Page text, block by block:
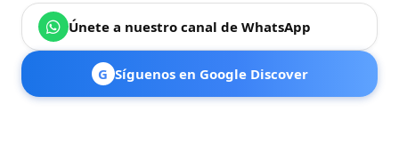
Únete a nuestro canal de WhatsApp
G Síguenos en Google Discover